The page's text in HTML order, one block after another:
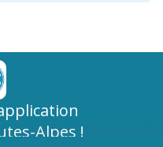
Alpes !